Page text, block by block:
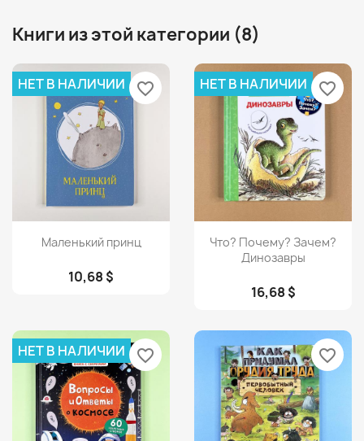
Книги из этой категории (8)
Просмотр
Маленький принц
10,68 $
НЕТ В НАЛИЧИИ favorite_border
Просмотр
Что? Почему? Зачем?
Динозавры
16,68 $
НЕТ В НАЛИЧИИ favorite_border
НЕТ В НАЛИЧИИ favorite_border favorite_border